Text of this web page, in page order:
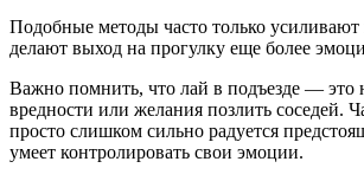
Подобные методы часто только усиливают
делают выход на прогулку еще более
Важно помнить, что лай в подъезде — это
вредности или желания позлить соседей.
просто слишком сильно радуется
умеет контролировать свои эмоции.